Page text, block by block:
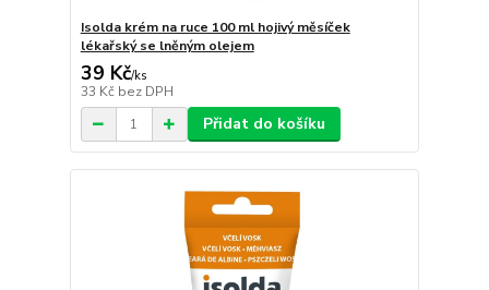
Isolda krém na ruce 100 ml hojivý měsíček
lékařský se lněným olejem
39 Kč/ks
33 Kč bez DPH
Přidat do košíku